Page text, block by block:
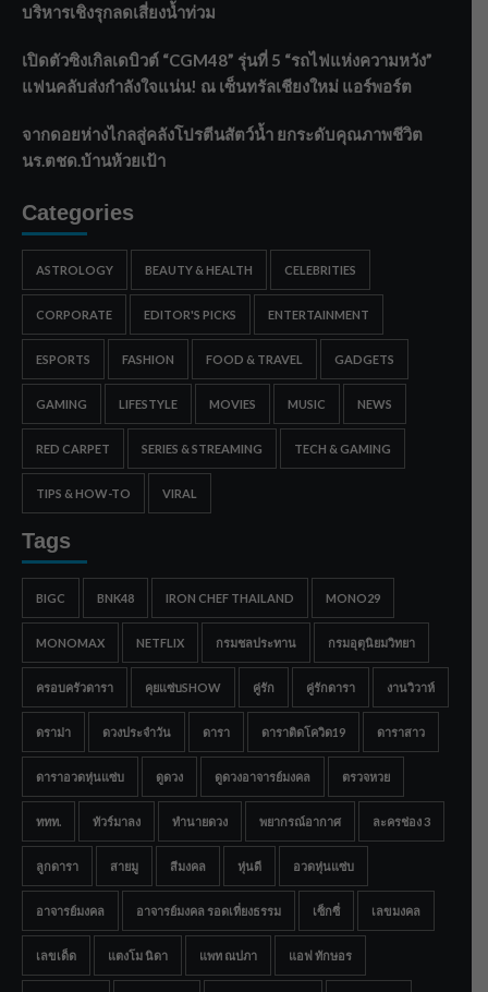
บริหารเชิงรุกลดเสี่ยงน้ำท่วม
เปิดตัวซิงเกิลเดบิวต์ “CGM48” รุ่นที่ 5 “รถไฟแห่งความหวัง”
แฟนคลับส่งกำลังใจแน่น! ณ เซ็นทรัลเชียงใหม่ แอร์พอร์ต
จากดอยห่างไกลสู่คลังโปรตีนสัตว์น้ำ ยกระดับคุณภาพชีวิต
นร.ตชด.บ้านห้วยเป้า
Categories
ASTROLOGY BEAUTY & HEALTH CELEBRITIES
CORPORATE EDITOR'S PICKS ENTERTAINMENT
ESPORTS FASHION FOOD & TRAVEL GADGETS
GAMING LIFESTYLE MOVIES MUSIC NEWS
RED CARPET SERIES & STREAMING TECH & GAMING
TIPS & HOW-TO VIRAL
Tags
BIGC BNK48 IRON CHEF THAILAND MONO29
MONOMAX NETFLIX กรมชลประทาน กรมอุตุนิยมวิทยา
ครอบครัวดารา คุยแซ่บSHOW คู่รัก คู่รักดารา งานวิวาห์
ดราม่า ดวงประจำวัน ดารา ดาราติดโควิด19 ดาราสาว
ดาราอวดหุ่นแซ่บ ดูดวง ดูดวงอาจารย์มงคล ตรวจหวย
ททท. ทัวร์มาลง ทำนายดวง พยากรณ์อากาศ ละครช่อง 3
ลูกดารา สายมู สีมงคล หุ่นดี อวดหุ่นแซ่บ
อาจารย์มงคล อาจารย์มงคล รอดเที่ยงธรรม เซ็กซี่ เลขมงคล
เลขเด็ด แตงโม นิดา แพท ณปภา แอฟ ทักษอร